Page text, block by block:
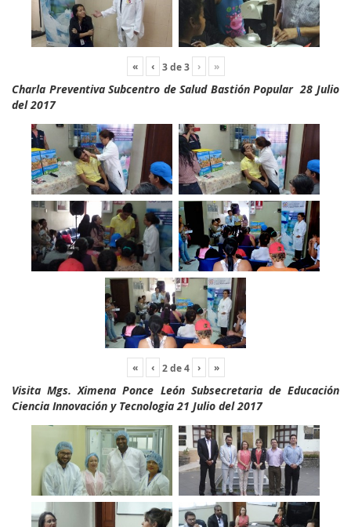
« ‹ 3de3 › »
Charla Preventiva Subcentro de Salud Bastión Popular 28 Julio
del 2017
« ‹ 2de4 › »
Visita Mgs. Ximena Ponce León Subsecretaria de Educación
Ciencia Innovación y Tecnologia 21 Julio del 2017